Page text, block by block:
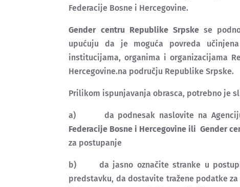
Federacije Bosne i Hercegovine.
Gender centru Republike Srpskese
upućuju da je moguća povreda
institucijama, organima i organizacijama
Hercegovine.na području Republike Srpske.
Prilikom ispunjavanja obrasca, potrebno je
a) da podnesak naslovite na Agenciju
Federacije Bosne i Hercegovine ili Gender
za postupanje
b) da jasno označite stranke u
predstavku, da dostavite tražene podatke